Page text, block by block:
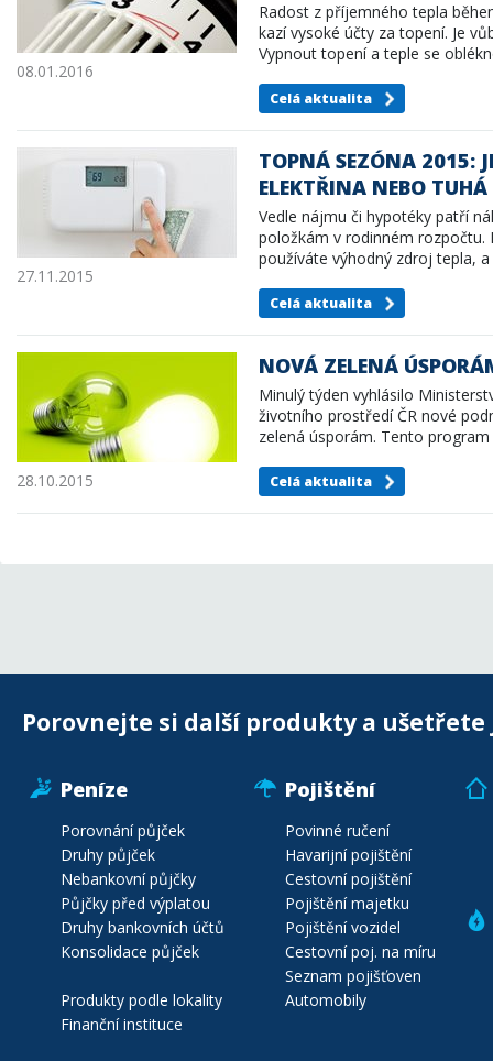
08.01.2016
Radost z příjemného tepla
kazí vysoké účty za topení. Je
Vypnout topení a teple se
Celá aktualita
TOPNÁ SEZÓNA 2015:
ELEKTŘINA NEBO
27.11.2015
Vedle nájmu či hypotéky patří
položkám v rodinném rozpočtu.
používáte výhodný zdroj tepla,
Celá aktualita
NOVÁ ZELENÁ
28.10.2015
Minulý týden vyhlásilo
životního prostředí ČR nové
zelená úsporám. Tento
Celá aktualita
Porovnejte si další produkty a ušetřete
Peníze
Porovnání půjček
Druhy půjček
Nebankovní půjčky
Půjčky před výplatou
Druhy bankovních účtů
Konsolidace půjček
Produkty podle lokality
Finanční instituce
Pojištění
Povinné ručení
Havarijní pojištění
Cestovní pojištění
Pojištění majetku
Pojištění vozidel
Cestovní poj. na míru
Seznam pojišťoven
Automobily